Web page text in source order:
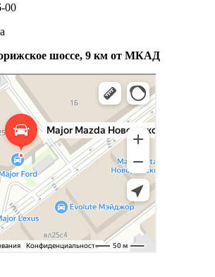
00
шоссе, 9 км от МКАД